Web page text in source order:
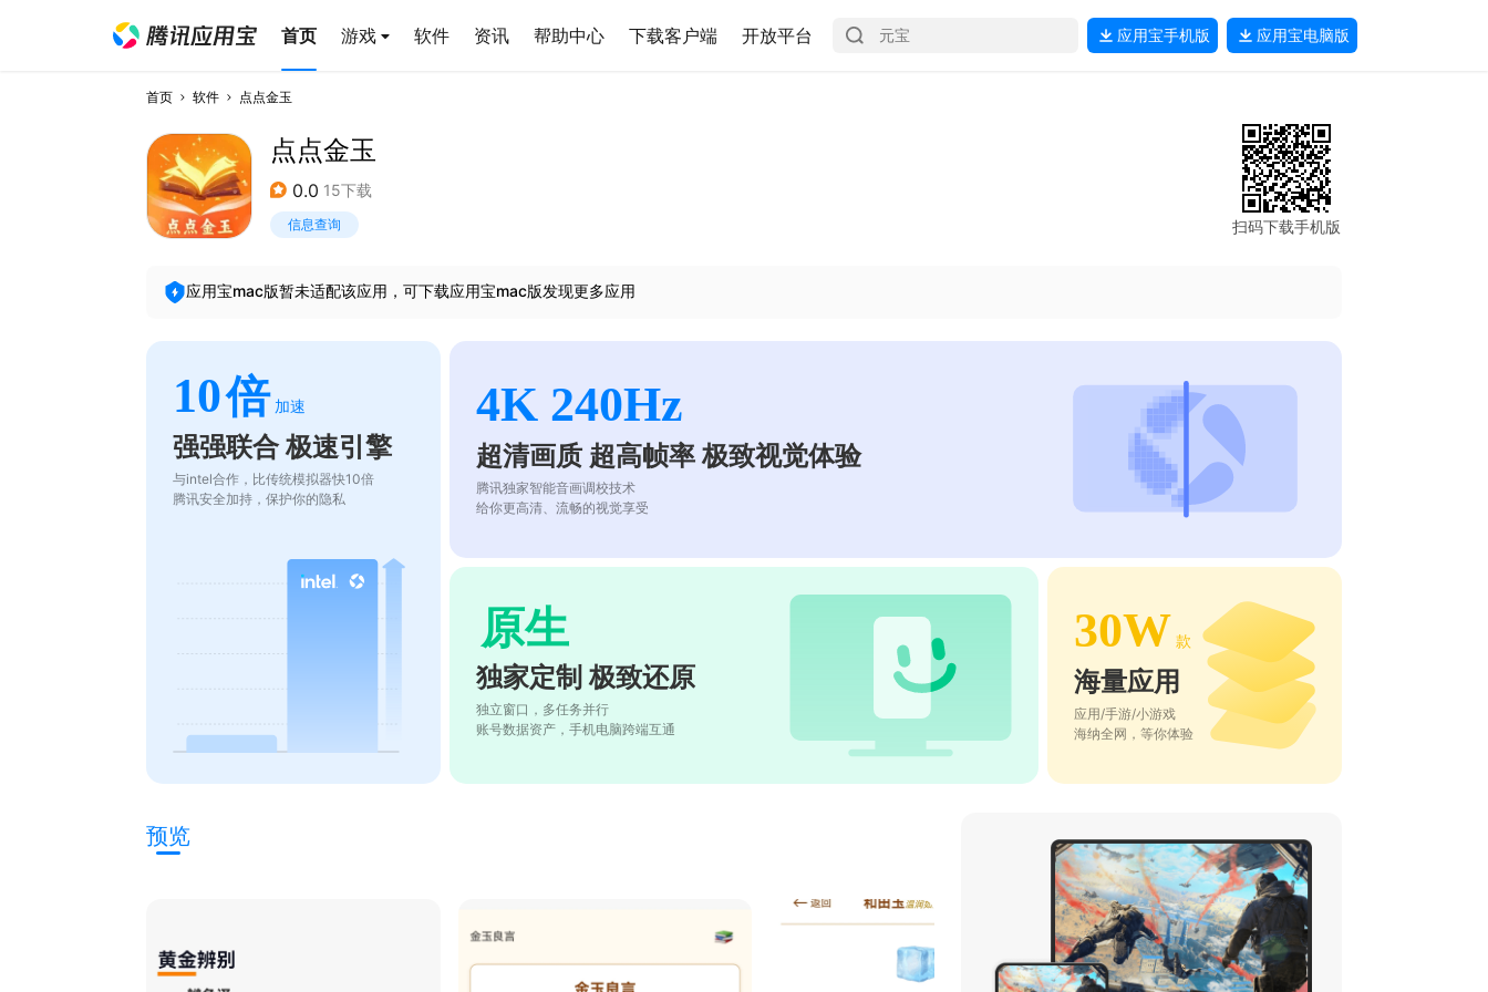
首页 游戏 软件 资讯 帮助中心 下载客户端 开放平台 应用宝手机版 应用宝电脑版
首页 软件 点点金玉
点点金玉
0.0 15下载
信息查询 扫码下载手机版
应用宝mac版暂未适配该应用，可下载应用宝mac版发现更多应用
10倍 加速
强强联合 极速引擎
与intel合作，比传统模拟器快10倍
腾讯安全加持，保护你的隐私
4K 240Hz
超清画质 超高帧率 极致视觉体验
腾讯独家智能音画调校技术
给你更高清、流畅的视觉享受
原生
独家定制 极致还原
独立窗口，多任务并行
账号数据资产，手机电脑跨端互通
30W 款
海量应用
应用/手游/小游戏
海纳全网，等你体验
预览